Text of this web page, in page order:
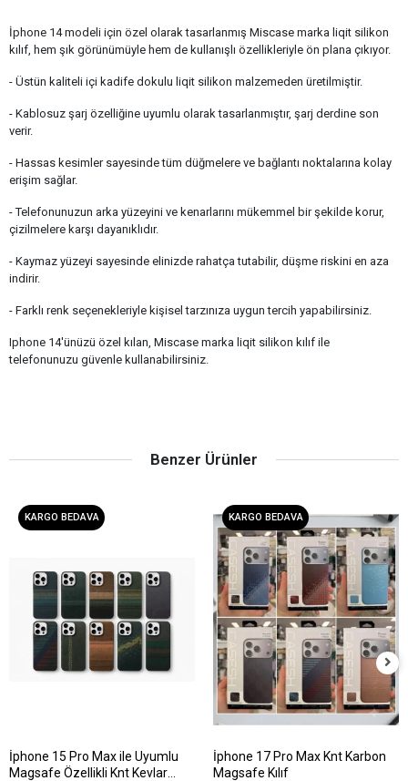
İphone 14 modeli için özel olarak tasarlanmış Miscase marka liqit silikon
kılıf, hem şık görünümüyle hem de kullanışlı özellikleriyle ön plana çıkıyor.
- Üstün kaliteli içi kadife dokulu liqit silikon malzemeden üretilmiştir.
- Kablosuz şarj özelliğine uyumlu olarak tasarlanmıştır, şarj derdine son
verir.
- Hassas kesimler sayesinde tüm düğmelere ve bağlantı noktalarına kolay
erişim sağlar.
- Telefonunuzun arka yüzeyini ve kenarlarını mükemmel bir şekilde korur,
çizilmelere karşı dayanıklıdır.
- Kaymaz yüzeyi sayesinde elinizde rahatça tutabilir, düşme riskini en aza
indirir.
- Farklı renk seçenekleriyle kişisel tarzınıza uygun tercih yapabilirsiniz.
Iphone 14'ünüzü özel kılan, Miscase marka liqit silikon kılıf ile
telefonunuzu güvenle kullanabilirsiniz.
Benzer Ürünler
KARGO BEDAVA
İphone 15 Pro Max ile Uyumlu
Magsafe Özellikli Knt Kevlar
KARGO BEDAVA
İphone 17 Pro Max Knt Karbon
Magsafe Kılıf